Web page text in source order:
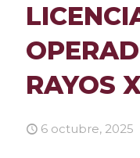
RAYOS
6 octubre, 2025